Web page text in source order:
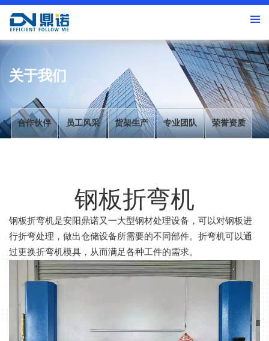
关于我们
合作伙伴 员工风采 货架生产 专业团队 荣誉资质
钢板折弯机
钢板折弯机是安阳鼎诺又一大型钢材处理设备，可以对钢板进
行折弯处理，做出仓储设备所需要的不同部件。折弯机可以通
过更换折弯机模具，从而满足各种工件的需求。